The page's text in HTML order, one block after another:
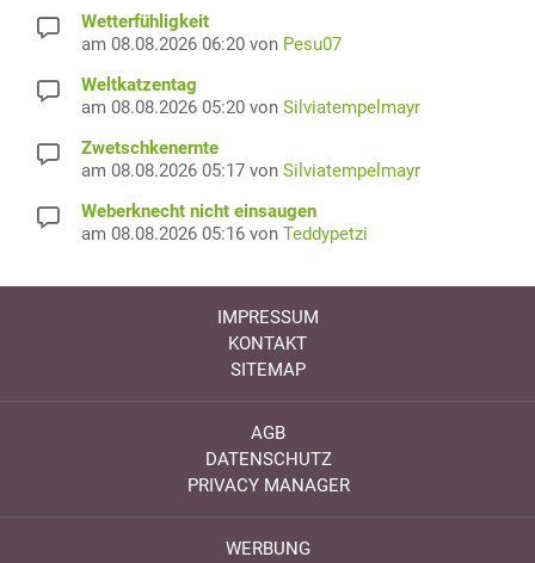
Wetterfühligkeit
am 08.08.2026 06:20 von Pesu07
Weltkatzentag
am 08.08.2026 05:20 von Silviatempelmayr
Zwetschkenernte
am 08.08.2026 05:17 von Silviatempelmayr
Weberknecht nicht einsaugen
am 08.08.2026 05:16 von Teddypetzi
IMPRESSUM
KONTAKT
SITEMAP
AGB
DATENSCHUTZ
PRIVACY MANAGER
WERBUNG